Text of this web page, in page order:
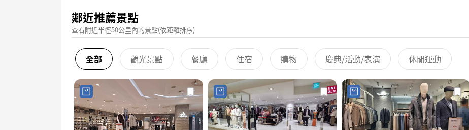
鄰近推薦景點
查看附近半徑50公里內的景點(依距離排序)
全部 觀光景點 餐廳 住宿 購物 慶典/活動/表演 休閒運動